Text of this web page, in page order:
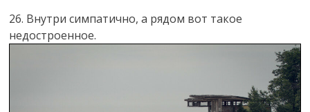
26. Внутри симпатично, а рядом вот такое
недостроенное.